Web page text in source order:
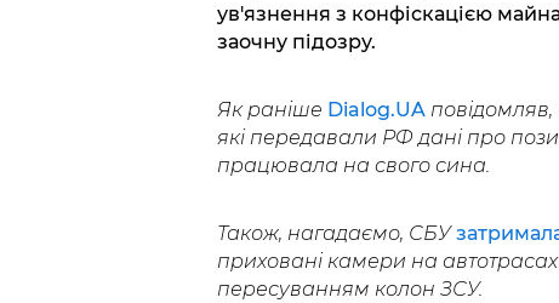
ув'язнення з конфіскацією
заочну підозру.
Як раніше Dialog.UA
які передавали РФ дані про
працювала на свого сина.
Також, нагадаємо, СБУ
приховані камери на
пересуванням колон ЗСУ.